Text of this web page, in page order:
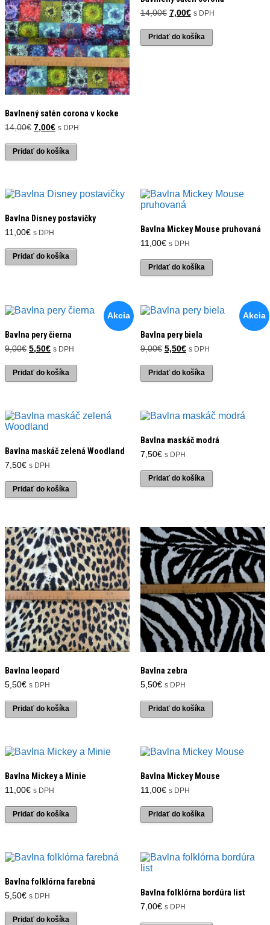
Bavlnený satén corona v kocke
14,00€ Pôvodná
bola:
14,00€.
7,00€Aktuálna
je:
7,00€.
s DPH
Pridať do košíka
14,00€ Pôvodná
bola:
14,00€.
7,00€Aktuálna
je:
7,00€.
s DPH
Pridať do košíka
Bavlna Disney postavičky
11,00€ s DPH
Pridať do košíka
Bavlna Mickey Mouse pruhovaná
11,00€ s DPH
Pridať do košíka
Akcia
Bavlna pery čierna
9,00€ Pôvodná
bola:
9,00€.
5,50€Aktuálna
je:
5,50€.
s DPH
Pridať do košíka
Akcia
Bavlna pery biela
9,00€ Pôvodná
bola:
9,00€.
5,50€Aktuálna
je:
5,50€.
s DPH
Pridať do košíka
Bavlna maskáč zelená Woodland
7,50€ s DPH
Pridať do košíka
Bavlna maskáč modrá
7,50€ s DPH
Pridať do košíka
Bavlna leopard
5,50€ s DPH
Pridať do košíka
Bavlna zebra
5,50€ s DPH
Pridať do košíka
Bavlna Mickey a Minie
11,00€ s DPH
Pridať do košíka
Bavlna Mickey Mouse
11,00€ s DPH
Pridať do košíka
Bavlna folklórna farebná
5,50€ s DPH
Pridať do košíka
Bavlna folklórna bordúra list
7,00€ s DPH